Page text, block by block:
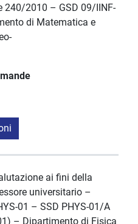
240/2010 – GSD 09/IINF-
di Matematica e
ai fini della
universitario –
01 – SSD PHYS-01/A
– Dipartimento di Fisica